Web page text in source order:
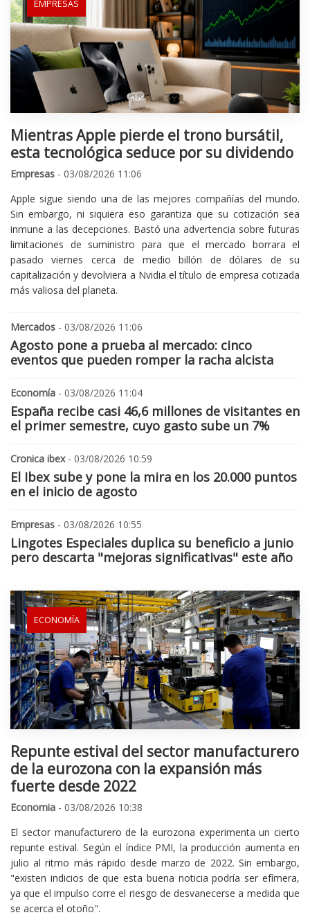
EMPRESAS
Mientras Apple pierde el trono bursátil,
esta tecnológica seduce por su dividendo
Empresas - 03/08/2026 11:06
Apple sigue siendo una de las mejores compañías del mundo.
Sin embargo, ni siquiera eso garantiza que su cotización sea
inmune a las decepciones. Bastó una advertencia sobre futuras
limitaciones de suministro para que el mercado borrara el
pasado viernes cerca de medio billón de dólares de su
capitalización y devolviera a Nvidia el título de empresa cotizada
más valiosa del planeta.
Mercados - 03/08/2026 11:06
Agosto pone a prueba al mercado: cinco
eventos que pueden romper la racha alcista
Economía - 03/08/2026 11:04
España recibe casi 46,6 millones de visitantes en
el primer semestre, cuyo gasto sube un 7%
Cronica ibex- 03/08/2026 10:59
El Ibex sube y pone la mira en los 20.000 puntos
en el inicio de agosto
Empresas - 03/08/2026 10:55
Lingotes Especiales duplica su beneficio a junio
pero descarta "mejoras significativas" este año
ECONOMÍA
Repunte estival del sector manufacturero
de la eurozona con la expansión más
fuerte desde 2022
Economia - 03/08/2026 10:38
El sector manufacturero de la eurozona experimenta un cierto
repunte estival. Según el índice PMI, la producción aumenta en
julio al ritmo más rápido desde marzo de 2022. Sin embargo,
"existen indicios de que esta buena noticia podría ser efímera,
ya que el impulso corre el riesgo de desvanecerse a medida que
se acerca el otoño".